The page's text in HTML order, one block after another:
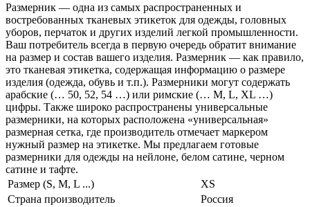
Размерник — одна из самых распространенных и
востребованных тканевых этикеток для одежды, головных
уборов, перчаток и других изделий легкой промышленности.
Ваш потребитель всегда в первую очередь обратит внимание
на размер и состав вашего изделия. Размерник — как правило,
это тканевая этикетка, содержащая информацию о размере
изделия (одежда, обувь и т.п.). Размерники могут содержать
арабские (… 50, 52, 54 …) или римские (… M, L, XL …)
цифры. Также широко распространены универсальные
размерники, на которых расположена «универсальная»
размерная сетка, где производитель отмечает маркером
нужный размер на этикетке. Мы предлагаем готовые
размерники для одежды на нейлоне, белом сатине, черном
сатине и тафте.
Размер (S, M, L ...)
XS
Страна производитель
Россия